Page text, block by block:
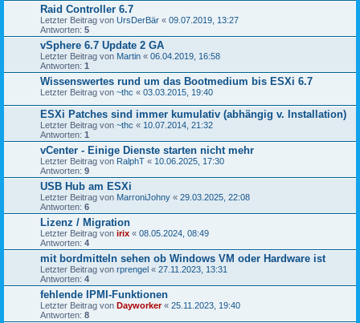
Raid Controller 6.7
Letzter Beitrag von UrsDerBär « 09.07.2019, 13:27
Antworten: 5
vSphere 6.7 Update 2 GA
Letzter Beitrag von Martin « 06.04.2019, 16:58
Antworten: 1
Wissenswertes rund um das Bootmedium bis ESXi 6.7
Letzter Beitrag von ~thc « 03.03.2015, 19:40
ESXi Patches sind immer kumulativ (abhängig v. Installation)
Letzter Beitrag von ~thc « 10.07.2014, 21:32
Antworten: 1
vCenter - Einige Dienste starten nicht mehr
Letzter Beitrag von RalphT « 10.06.2025, 17:30
Antworten: 9
USB Hub am ESXi
Letzter Beitrag von MarroniJohny « 29.03.2025, 22:08
Antworten: 6
Lizenz / Migration
Letzter Beitrag von irix « 08.05.2024, 08:49
Antworten: 4
mit bordmitteln sehen ob Windows VM oder Hardware ist
Letzter Beitrag von rprengel « 27.11.2023, 13:31
Antworten: 4
fehlende IPMI-Funktionen
Letzter Beitrag von Dayworker« 25.11.2023, 19:40
Antworten: 8